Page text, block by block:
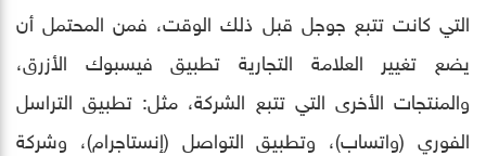
التي كانت تتبع جوجل قبل ذلك الوقت، فمن المحتمل أن
يضع تغيير العلامة التجارية تطبيق فيسبوك الأزرق،
والمنتجات الأخرى التي تتبع الشركة، مثل: تطبيق التراسل
الفوري (واتساب)، وتطبيق التواصل (إنستاجرام)، وشركة